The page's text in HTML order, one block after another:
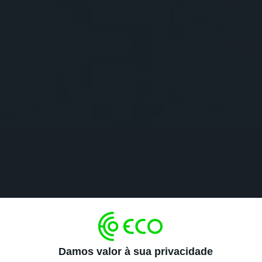
Damos valor à sua privacidade